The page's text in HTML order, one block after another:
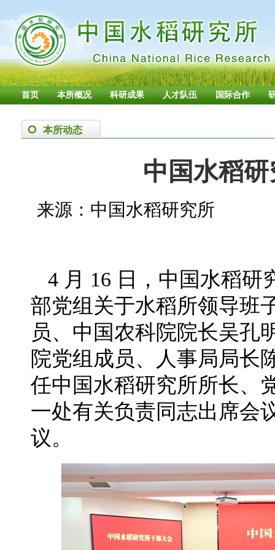
首页 本所概况 科研成果 人才队伍 国际合作
本所动态
中国水稻
来源：中国水稻研究所
4 月 16 日，中国水稻研
部党组关于水稻所领导班
员、中国农科院院长吴孔
院党组成员、人事局局长
任中国水稻研究所所长、
一处有关负责同志出席会
议。